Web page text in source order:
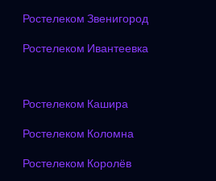
Ростелеком Звенигород
Ростелеком Ивантеевка
Ростелеком Кашира
Ростелеком Коломна
Ростелеком Королёв